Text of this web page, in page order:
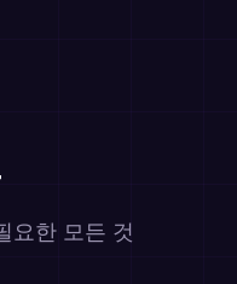
요한 모든 것